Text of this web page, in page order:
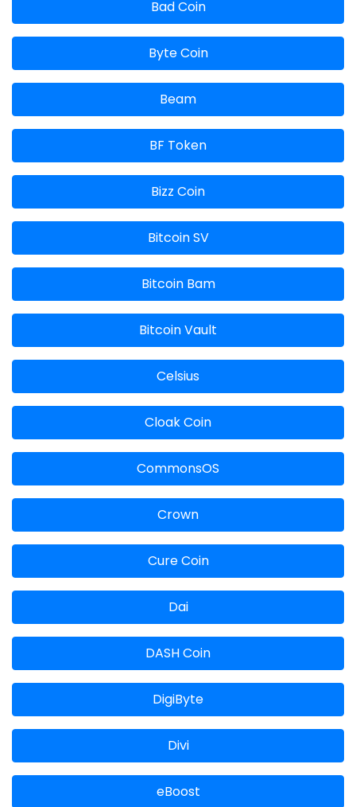
Bad Coin
Byte Coin
Beam
BF Token
Bizz Coin
Bitcoin SV
Bitcoin Bam
Bitcoin Vault
Celsius
Cloak Coin
CommonsOS
Crown
Cure Coin
Dai
DASH Coin
DigiByte
Divi
eBoost